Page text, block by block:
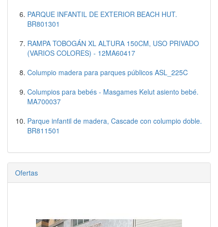
PARQUE INFANTIL DE EXTERIOR BEACH HUT.
BR801301
RAMPA TOBOGÁN XL ALTURA 150CM, USO PRIVADO
(VARIOS COLORES) - 12MA60417
Columpio madera para parques públicos ASL_225C
Columpios para bebés - Masgames Kelut asiento bebé.
MA700037
Parque infantil de madera, Cascade con columpio doble.
BR811501
Ofertas